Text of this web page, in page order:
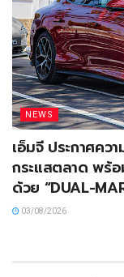
NEWS
เอ็มจี ประกาศคว
กระแสตลาด พร้
ด้วย “DUAL-
03/08/2026